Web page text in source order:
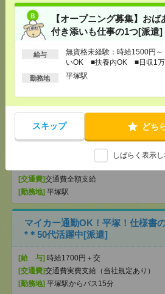
【オープニング募集】お
付き添いも仕事の1つ[派遣]
給与
無資格未経験：時給1500円
いOK ■扶養内OK ■日収1万
以上
勤務地 平塚駅
スキップ どち
しばらく表示
【オープニング募集】おばあち
いも仕事の1つ[派遣]
[給 与]無資格未経験：時給1500円～ ■週
OK ■扶養内OK ■日収1万2000円以上
[交通費]交通費全額支給
説明会参加で全員に【現金2千円
活のお手伝い[派遣]
無資格未経験：時給1500円～ ■週
[交通費]交通費全額支給
[勤務地] 平塚駅
マイカー通勤OK！平塚！仕様書
*＊50代活躍中[派遣]
[給 与] 時給1700円＋交
[交通費]交通費実費支給（当社規定あり）
[勤務地] 平塚駅からバス15分